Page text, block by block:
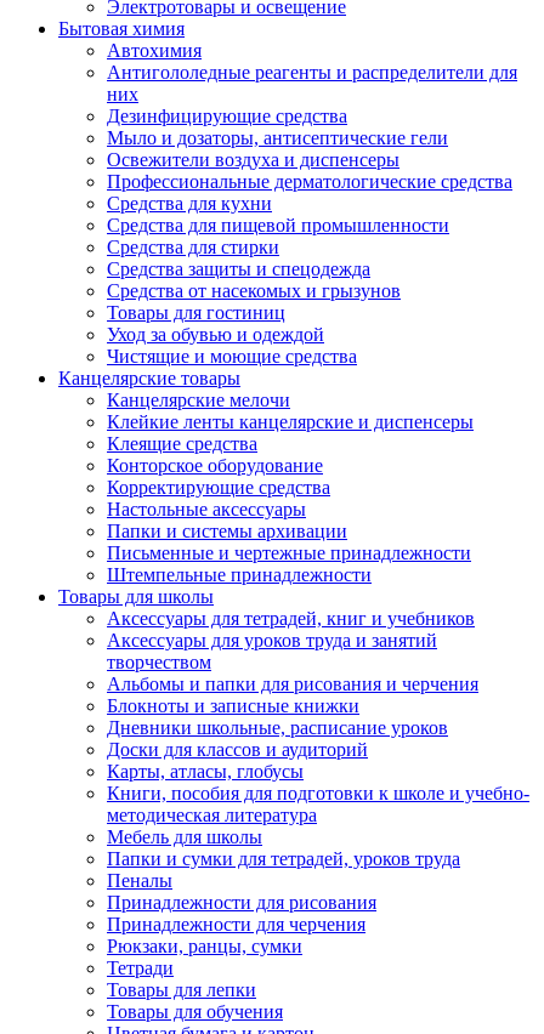
Электротовары и освещение
Бытовая химия
Автохимия
Антигололедные реагенты и распределители для
них
Дезинфицирующие средства
Мыло и дозаторы, антисептические гели
Освежители воздуха и диспенсеры
Профессиональные дерматологические средства
Средства для кухни
Средства для пищевой промышленности
Средства для стирки
Средства защиты и спецодежда
Средства от насекомых и грызунов
Товары для гостиниц
Уход за обувью и одеждой
Чистящие и моющие средства
Канцелярские товары
Канцелярские мелочи
Клейкие ленты канцелярские и диспенсеры
Клеящие средства
Конторское оборудование
Корректирующие средства
Настольные аксессуары
Папки и системы архивации
Письменные и чертежные принадлежности
Штемпельные принадлежности
Товары для школы
Аксессуары для тетрадей, книг и учебников
Аксессуары для уроков труда и занятий
творчеством
Альбомы и папки для рисования и черчения
Блокноты и записные книжки
Дневники школьные, расписание уроков
Доски для классов и аудиторий
Карты, атласы, глобусы
Книги, пособия для подготовки к школе и учебно-
методическая литература
Мебель для школы
Папки и сумки для тетрадей, уроков труда
Пеналы
Принадлежности для рисования
Принадлежности для черчения
Рюкзаки, ранцы, сумки
Тетради
Товары для лепки
Товары для обучения